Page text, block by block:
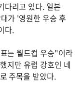
다리고 있다. 일본
가 '영원한 우승 후
다.
는 월드컵 우승"이라
지만 유럽 강호인 네
주목을 받았다.